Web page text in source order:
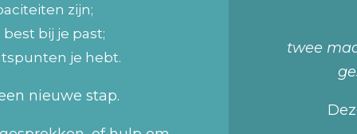
zijn;
bij je past;
je hebt.
nieuwe stap.
twee